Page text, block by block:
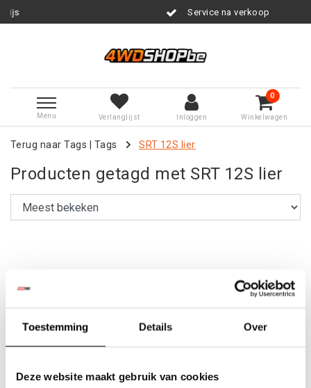
Toestemming Details Over
Deze website maakt gebruik van cookies
Service na verkoop
Menu Verlanglijst Inloggen
0
Winkelwagen
Terug naar Tags Tags SRT 12S lier
Producten getagd met SRT 12S lier